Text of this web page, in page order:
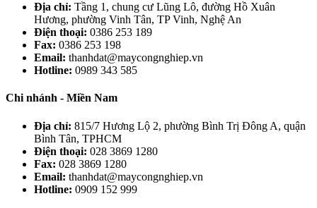
Địa chỉ: Tầng 1, chung cư Lũng Lô, đường Hồ Xuân
Hương, phường Vinh Tân, TP Vinh, Nghệ An
Điện thoại: 0386 253 189
Fax: 0386 253 198
Email: thanhdat@maycongnghiep.vn
Hotline: 0989 343 585
Chi nhánh - Miền Nam
Địa chỉ: 815/7 Hương Lộ 2, phường Bình Trị Đông A, quận
Bình Tân, TPHCM
Điện thoại: 028 3869 1280
Fax: 028 3869 1280
Email: thanhdat@maycongnghiep.vn
Hotline: 0909 152 999